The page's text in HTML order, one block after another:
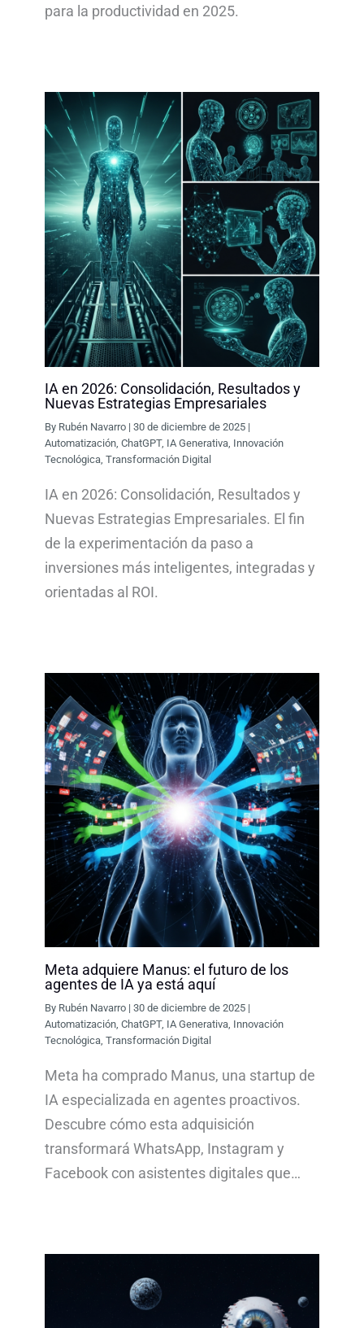
para la productividad en 2025.
IA en 2026: Consolidación, Resultados y
Nuevas Estrategias Empresariales
By Rubén Navarro |30 de diciembre de 2025 |
Automatización ,ChatGPT, IA Generativa Innovación
Tecnológica ,Transformación Digital
IA en 2026: Consolidación, Resultados y
Nuevas Estrategias Empresariales. El fin
de la experimentación da paso a
inversiones más inteligentes, integradas y
orientadas al ROI.
Meta adquiere Manus: el futuro de los
agentes de IA ya está aquí
By Rubén Navarro |30 de diciembre de 2025 |
Automatización ,ChatGPT, IA Generativa Innovación
Tecnológica ,Transformación Digital
Meta ha comprado Manus, una startup de
IA especializada en agentes proactivos.
Descubre cómo esta adquisición
transformará WhatsApp, Instagram y
Facebook con asistentes digitales que…